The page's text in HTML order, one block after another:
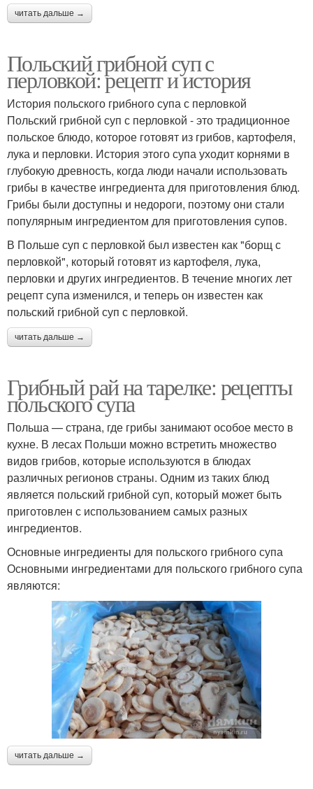
читать дальше →
Польский грибной суп с
перловкой: рецепт и история
История польского грибного супа с перловкой
Польский грибной суп с перловкой - это традиционное
польское блюдо, которое готовят из грибов, картофеля,
лука и перловки. История этого супа уходит корнями в
глубокую древность, когда люди начали использовать
грибы в качестве ингредиента для приготовления блюд.
Грибы были доступны и недороги, поэтому они стали
популярным ингредиентом для приготовления супов.
В Польше суп с перловкой был известен как "борщ с
перловкой", который готовят из картофеля, лука,
перловки и других ингредиентов. В течение многих лет
рецепт супа изменился, и теперь он известен как
польский грибной суп с перловкой.
читать дальше →
Грибный рай на тарелке: рецепты
польского супа
Польша — страна, где грибы занимают особое место в
кухне. В лесах Польши можно встретить множество
видов грибов, которые используются в блюдах
различных регионов страны. Одним из таких блюд
является польский грибной суп, который может быть
приготовлен с использованием самых разных
ингредиентов.
Основные ингредиенты для польского грибного супа
Основными ингредиентами для польского грибного супа
являются:
читать дальше →